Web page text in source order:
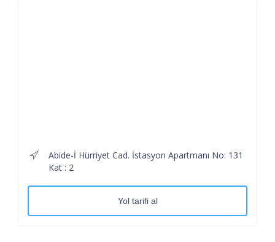
Abide-İ Hürriyet Cad. İstasyon Apartmanı No: 131
Kat : 2
Yol tarifi al